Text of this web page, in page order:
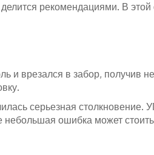
рекомендациями. В этой
и врезался в забор, получив
серьезная
ошибка может